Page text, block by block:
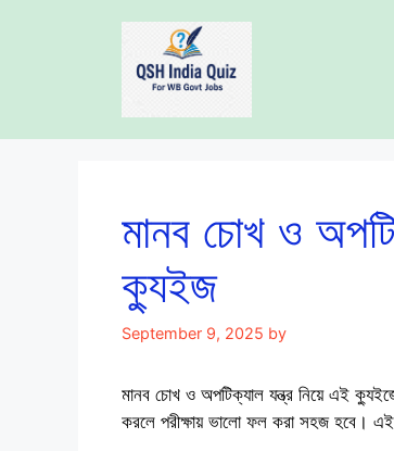
মানব চোখ ও
ক্যুইজ
September 9, 2025 by
মানব চোখ ও অপটিক্যাল যন্ত্র নিয়ে এই
করলে পরীক্ষায় ভালো ফল করা সহজ হবে।